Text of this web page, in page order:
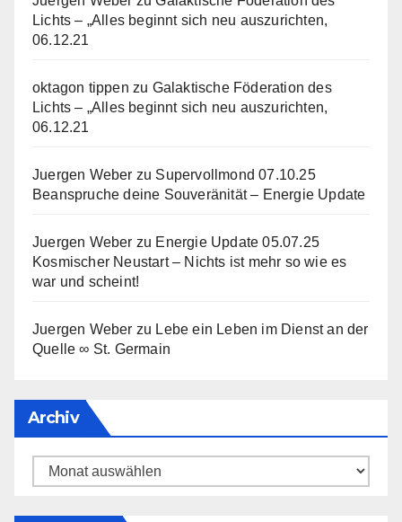
Lichts – „Alles beginnt sich neu auszurichten,
06.12.21
oktagon tippen zu Galaktische Föderation des
Lichts – „Alles beginnt sich neu auszurichten,
06.12.21
Juergen Weber zu Supervollmond 07.10.25
Beanspruche deine Souveränität – Energie Update
Juergen Weber zu Energie Update 05.07.25
Kosmischer Neustart – Nichts ist mehr so wie es
war und scheint!
Juergen Weber zu Lebe ein Leben im Dienst an der
Quelle ∞ St. Germain
Archiv
Archiv